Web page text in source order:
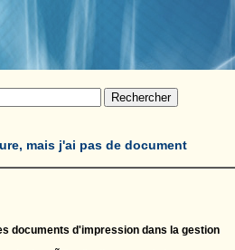
mais j'ai pas de document
documents d'impression dans la gestion